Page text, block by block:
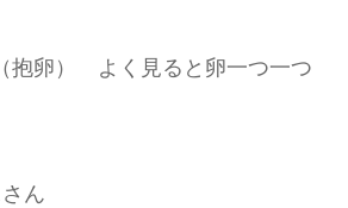
抱卵） よく見ると卵一つ一つ
ん